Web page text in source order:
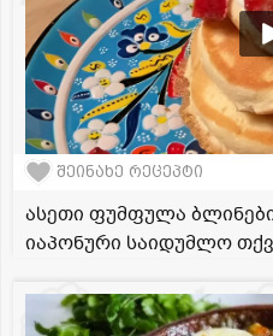
შეინახე რეცეპტი
ასეთი ფუმფულა
იაპონური საიდუმლო